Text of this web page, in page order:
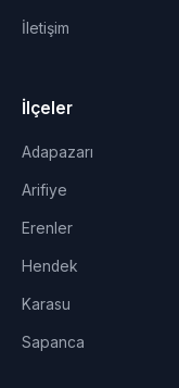
İletişim
İlçeler
Adapazarı
Arifiye
Erenler
Hendek
Karasu
Sapanca